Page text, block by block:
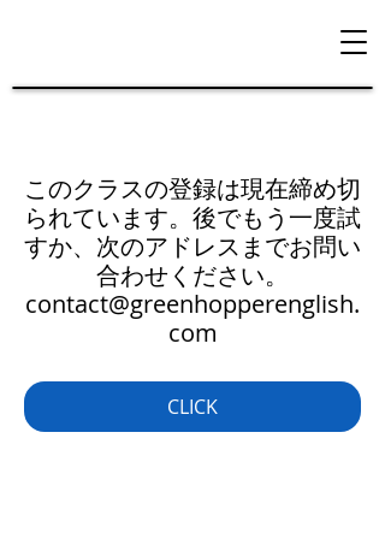
このクラスの登録は現在締め切
られています。後でもう一度試
すか、次のアドレスまでお問い
合わせください。
contact@greenhopperenglish.
com
CLICK